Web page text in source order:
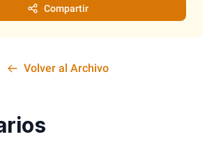
Compartir
Volver al Archivo